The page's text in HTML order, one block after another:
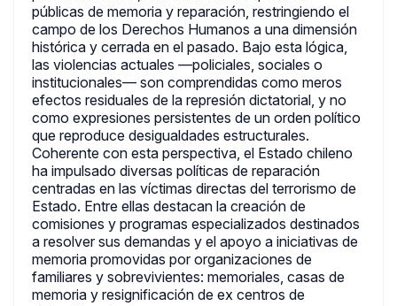
públicas de memoria y reparación, restringiendo el
campo de los Derechos Humanos a una dimensión
histórica y cerrada en el pasado. Bajo esta lógica,
las violencias actuales —policiales, sociales o
institucionales— son comprendidas como meros
efectos residuales de la represión dictatorial, y no
como expresiones persistentes de un orden político
que reproduce desigualdades estructurales.
Coherente con esta perspectiva, el Estado chileno
ha impulsado diversas políticas de reparación
centradas en las víctimas directas del terrorismo de
Estado. Entre ellas destacan la creación de
comisiones y programas especializados destinados
a resolver sus demandas y el apoyo a iniciativas de
memoria promovidas por organizaciones de
familiares y sobrevivientes: memoriales, casas de
memoria y resignificación de ex centros de